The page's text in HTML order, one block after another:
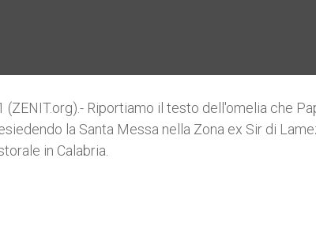
Riportiamo il testo dell'omelia che
la Santa Messa nella Zona ex Sir di
in Calabria.